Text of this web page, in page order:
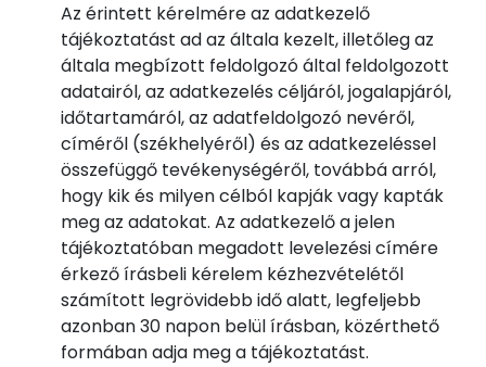
Az érintett kérelmére az adatkezelő
tájékoztatást ad az általa kezelt, illetőleg az
általa megbízott feldolgozó által feldolgozott
adatairól, az adatkezelés céljáról, jogalapjáról,
időtartamáról, az adatfeldolgozó nevéről,
címéről (székhelyéről) és az adatkezeléssel
összefüggő tevékenységéről, továbbá arról,
hogy kik és milyen célból kapják vagy kapták
meg az adatokat. Az adatkezelő a jelen
tájékoztatóban megadott levelezési címére
érkező írásbeli kérelem kézhezvételétől
számított legrövidebb idő alatt, legfeljebb
azonban 30 napon belül írásban, közérthető
formában adja meg a tájékoztatást.